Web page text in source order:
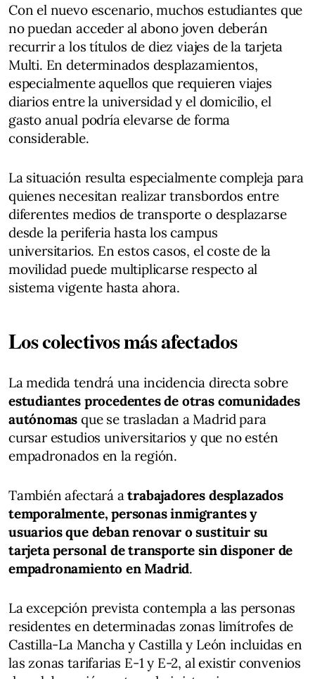
Con el nuevo escenario, muchos estudiantes que
no puedan acceder al abono joven deberán
recurrir a los títulos de diez viajes de la tarjeta
Multi. En determinados desplazamientos,
especialmente aquellos que requieren viajes
diarios entre la universidad y el domicilio, el
gasto anual podría elevarse de forma
considerable.
La situación resulta especialmente compleja para
quienes necesitan realizar transbordos entre
diferentes medios de transporte o desplazarse
desde la periferia hasta los campus
universitarios. En estos casos, el coste de la
movilidad puede multiplicarse respecto al
sistema vigente hasta ahora.
Los colectivos más afectados
La medida tendrá una incidencia directa sobre
estudiantes procedentes de otras comunidades
autónomas que se trasladan a Madrid para
cursar estudios universitarios y que no estén
empadronados en la región.
También afectará atrabajadores desplazados
temporalmente, personas inmigrantes y
usuarios que deban renovar o sustituir su
tarjeta personal de transporte sin disponer de
empadronamiento en Madrid.
La excepción prevista contempla a las personas
residentes en determinadas zonas limítrofes de
Castilla-La Mancha y Castilla y León incluidas en
las zonas tarifarias E-1 y E-2, al existir convenios